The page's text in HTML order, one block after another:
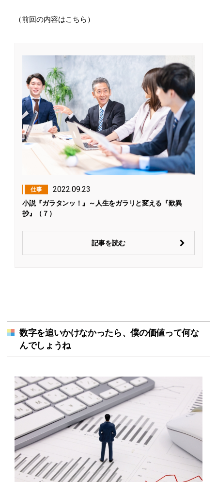
（前回の内容はこちら）
仕事 2022.09.23
小説『ガラタンッ！』～人生をガラリと変える『歎異
抄』（７）
記事を読む
数字を追いかけなかったら、僕の価値って何な
んでしょうね